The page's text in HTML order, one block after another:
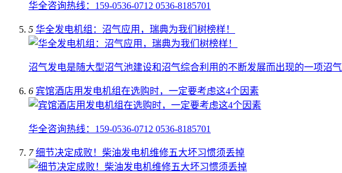
华全咨询热线：159-0536-0712 0536-8185701
5 华全发电机组：沼气应用，瑞典为我们树榜样！
沼气发电是随大型沼气池建设和沼气综合利用的不断发展而出现的一项沼气
6 宾馆酒店用发电机组在选购时，一定要考虑这4个因素
华全咨询热线：159-0536-0712 0536-8185701
7 细节决定成败！柴油发电机维修五大坏习惯须丢掉